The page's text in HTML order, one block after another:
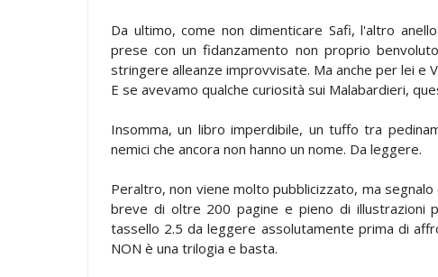
Da ultimo, come non dimenticare Safi, l'altro
prese con un fidanzamento non proprio
stringere alleanze improvvisate. Ma anche per lei e
E se avevamo qualche curiosità sui Malabardieri,
Insomma, un libro imperdibile, un tuffo tra
nemici che ancora non hanno un nome. Da leggere.
Peraltro, non viene molto pubblicizzato, ma
breve di oltre 200 pagine e pieno di illustrazioni
tassello 2.5 da leggere assolutamente prima di
NON è una trilogia e basta.